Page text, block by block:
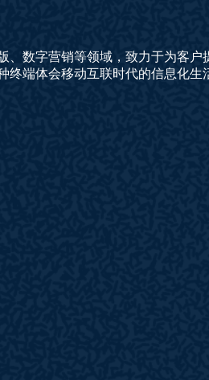
、数字营销等领域，致力于为客
终端体会移动互联时代的信息化生